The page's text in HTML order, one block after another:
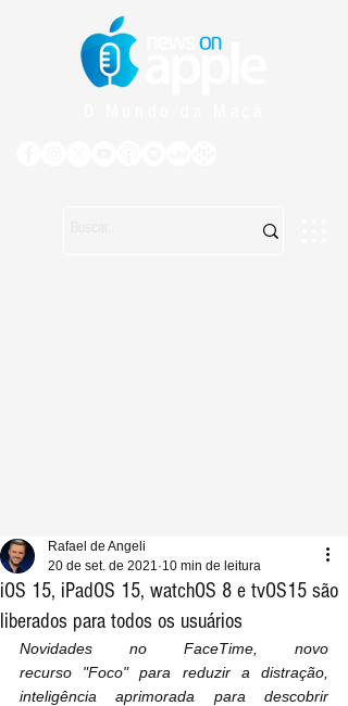
iOS 15, iPadOS 15, watchOS 8 e tvOS15 são
liberados para todos os usuários
Rafael de Angeli
20 de set. de 2021 10 min de leitura
Novidades no FaceTime, novo
recurso "Foco" para reduzir a distração,
inteligência aprimorada para descobrir